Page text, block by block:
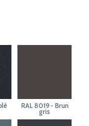
RAL 8019 - Brun
gris